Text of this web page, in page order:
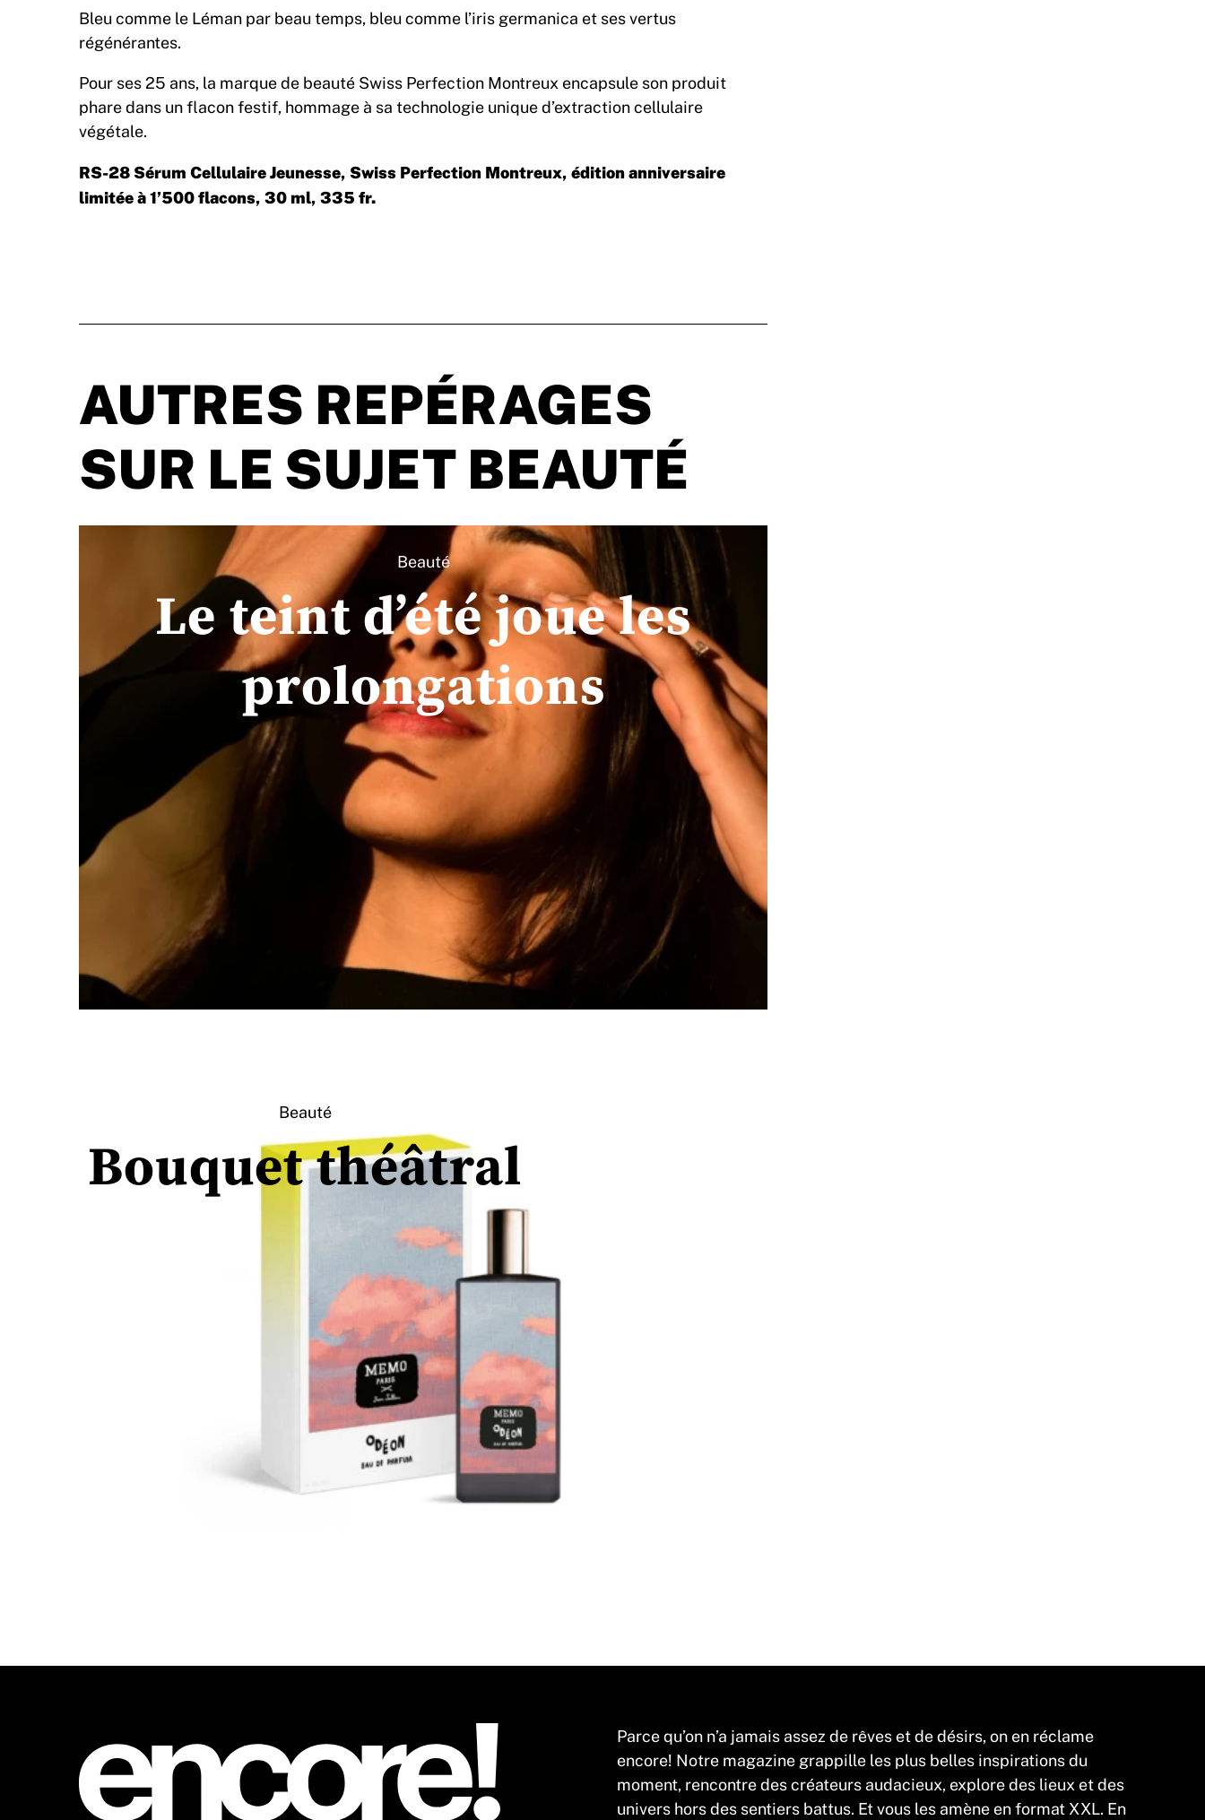
Bleu comme le Léman par beau temps, bleu comme l’iris germanica et ses vertus
régénérantes.
Pour ses 25 ans, la marque de beauté Swiss Perfection Montreux encapsule son produit
phare dans un flacon festif, hommage à sa technologie unique d’extraction cellulaire
végétale.
RS-28 Sérum Cellulaire Jeunesse, Swiss Perfection Montreux, édition anniversaire
limitée à 1’500 flacons, 30 ml, 335 fr.
AUTRES REPÉRAGES
SUR LE SUJET BEAUTÉ
Beauté
Le teint d’été joue les
prolongations
Beauté
Bouquet théâtral
Parce qu’on n’a jamais assez de rêves et de désirs, on en réclame
encore! Notre magazine grappille les plus belles inspirations du
moment, rencontre des créateurs audacieux, explore des lieux et des
univers hors des sentiers battus. Et vous les amène en format XXL. En